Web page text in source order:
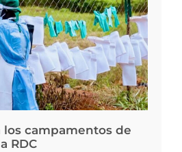
los campamentos de
RDC